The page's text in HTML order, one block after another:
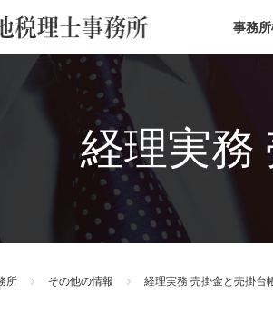
小池税理士事務所
事務
経理実務
所 その他の情報 経理実務 売掛金と売掛台